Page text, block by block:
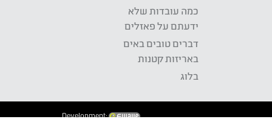
כמה עובדות שלא
ידעתם על פאזלים
דברים טובים באים
באריזות קטנות
בלוג
Development: